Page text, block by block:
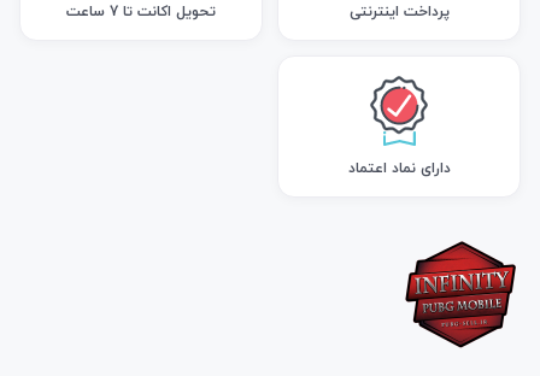
پرداخت اینترنتی تحویل اکانت تا 7 ساعت
دارای نماد اعتماد